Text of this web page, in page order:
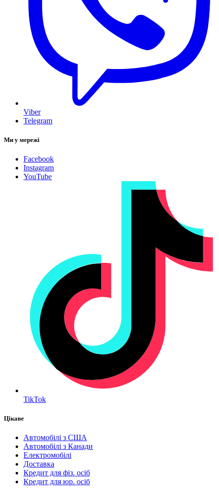
Viber
Telegram
Ми у мережі
Facebook
Instagram
YouTube
TikTok
Цікаве
Автомобілі з США
Автомобілі з Канади
Електромобілі
Доставка
Кредит для фіз. осіб
Кредит для юр. осіб